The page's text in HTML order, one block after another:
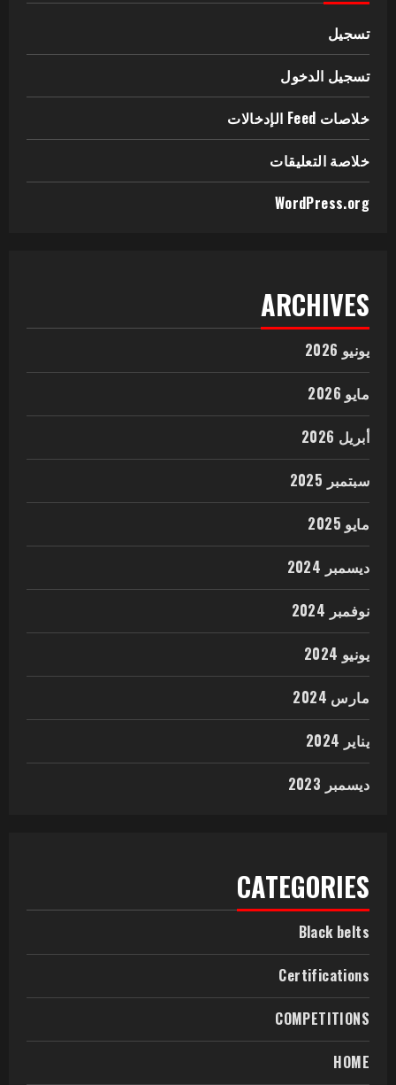
تسجيل
تسجيل الدخول
خلاصات Feed الإدخالات
خلاصة التعليقات
WordPress.org
ARCHIVES
يونيو 2026
مايو 2026
أبريل 2026
سبتمبر 2025
مايو 2025
ديسمبر 2024
نوفمبر 2024
يونيو 2024
مارس 2024
يناير 2024
ديسمبر 2023
CATEGORIES
Black belts
Certifications
COMPETITIONS
HOME